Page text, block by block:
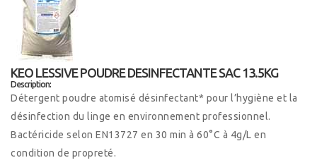
KEO LESSIVE POUDRE DESINFECTANTE SAC 13.5KG
Description:
Détergent poudre atomisé désinfectant* pour l’hygiène et la
désinfection du linge en environnement professionnel.
Bactéricide selon EN13727 en 30 min à 60°C à 4g/L en
condition de propreté.